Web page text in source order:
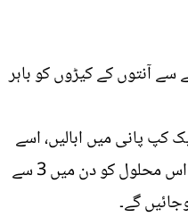
آنتوں کے کیڑوں کو باہر
کپ پانی میں ابالیں، اسے
5 منٹ تک پکائیں اور 1 ہفتے تک اس محلول کو دن میں 3 سے